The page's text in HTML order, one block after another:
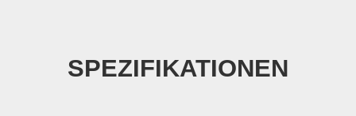
SPEZIFIKATIONEN